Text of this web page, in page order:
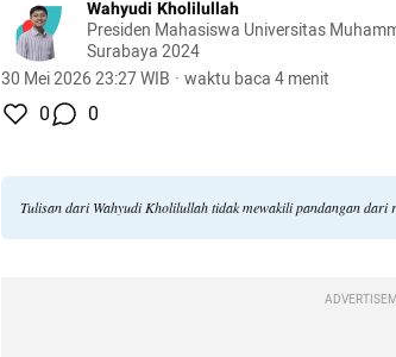
Wahyudi Kholilullah
Presiden Mahasiswa Universitas
Surabaya 2024
30 Mei 2026 23:27 WIB · waktu baca 4 menit
0 0
Tulisan dari Wahyudi Kholilullah tidak mewakili pandangan dari